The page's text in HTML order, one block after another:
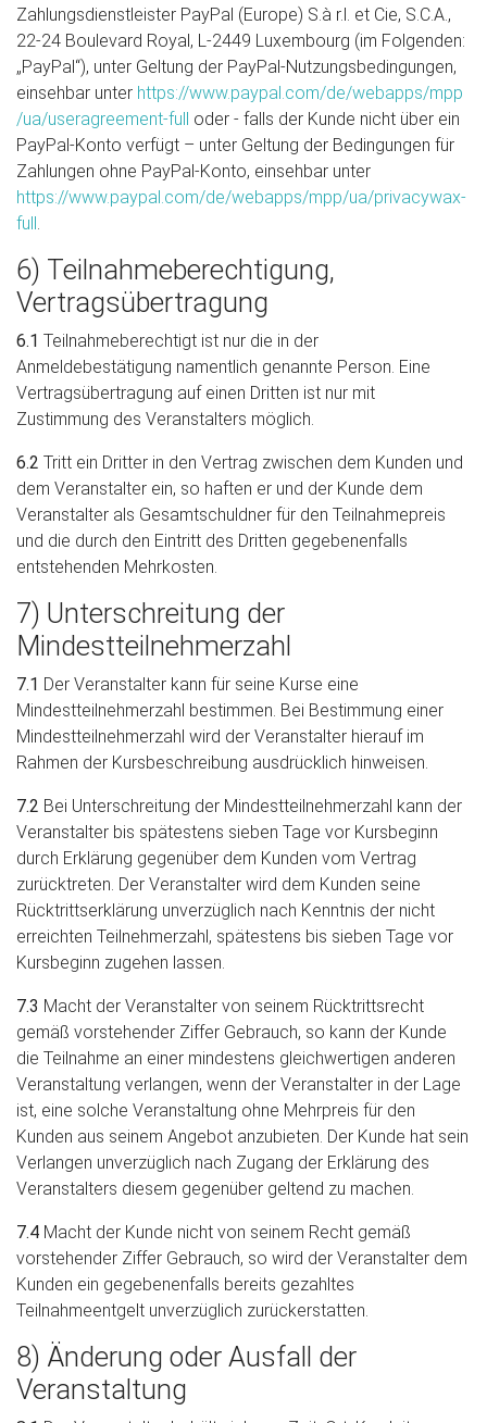
Zahlungsdienstleister PayPal (Europe) S.à r.l. et Cie, S.C.A.,
22-24 Boulevard Royal, L-2449 Luxembourg (im Folgenden:
„PayPal“), unter Geltung der PayPal-Nutzungsbedingungen,
einsehbar unter https://www.paypal.com/de/webapps/mpp
/ua/useragreement-full oder - falls der Kunde nicht über ein
PayPal-Konto verfügt – unter Geltung der Bedingungen für
Zahlungen ohne PayPal-Konto, einsehbar unter
https://www.paypal.com/de/webapps/mpp/ua/privacywax-
full.
6) Teilnahmeberechtigung,
Vertragsübertragung
6.1 Teilnahmeberechtigt ist nur die in der
Anmeldebestätigung namentlich genannte Person. Eine
Vertragsübertragung auf einen Dritten ist nur mit
Zustimmung des Veranstalters möglich.
6.2 Tritt ein Dritter in den Vertrag zwischen dem Kunden und
dem Veranstalter ein, so haften er und der Kunde dem
Veranstalter als Gesamtschuldner für den Teilnahmepreis
und die durch den Eintritt des Dritten gegebenenfalls
entstehenden Mehrkosten.
7) Unterschreitung der
Mindestteilnehmerzahl
7.1 Der Veranstalter kann für seine Kurse eine
Mindestteilnehmerzahl bestimmen. Bei Bestimmung einer
Mindestteilnehmerzahl wird der Veranstalter hierauf im
Rahmen der Kursbeschreibung ausdrücklich hinweisen.
7.2 Bei Unterschreitung der Mindestteilnehmerzahl kann der
Veranstalter bis spätestens sieben Tage vor Kursbeginn
durch Erklärung gegenüber dem Kunden vom Vertrag
zurücktreten. Der Veranstalter wird dem Kunden seine
Rücktrittserklärung unverzüglich nach Kenntnis der nicht
erreichten Teilnehmerzahl, spätestens bis sieben Tage vor
Kursbeginn zugehen lassen.
7.3 Macht der Veranstalter von seinem Rücktrittsrecht
gemäß vorstehender Ziffer Gebrauch, so kann der Kunde
die Teilnahme an einer mindestens gleichwertigen anderen
Veranstaltung verlangen, wenn der Veranstalter in der Lage
ist, eine solche Veranstaltung ohne Mehrpreis für den
Kunden aus seinem Angebot anzubieten. Der Kunde hat sein
Verlangen unverzüglich nach Zugang der Erklärung des
Veranstalters diesem gegenüber geltend zu machen.
7.4 Macht der Kunde nicht von seinem Recht gemäß
vorstehender Ziffer Gebrauch, so wird der Veranstalter dem
Kunden ein gegebenenfalls bereits gezahltes
Teilnahmeentgelt unverzüglich zurückerstatten.
8) Änderung oder Ausfall der
Veranstaltung